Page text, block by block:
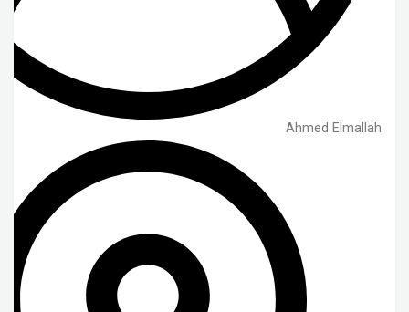
Ahmed Elmallah